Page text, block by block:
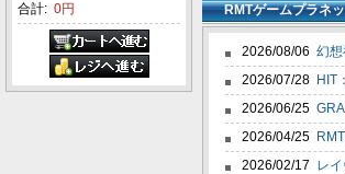
合計: 0円 RMTゲームプラネ
2026/08/06 幻
2026/07/28 HIT
2026/06/25
2026/04/25
2026/02/17 レ